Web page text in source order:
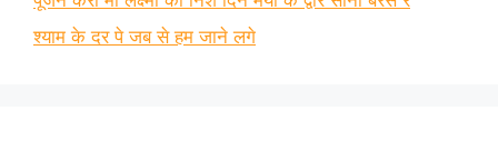
श्याम के दर पे जब से हम जाने लगे